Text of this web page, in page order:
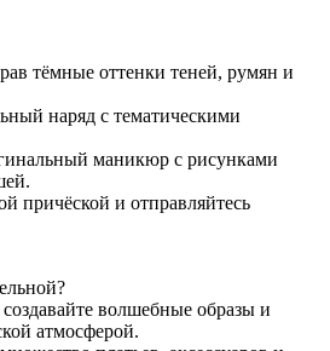
тёмные оттенки теней, румян и
наряд с тематическими
маникюр с рисунками
причёской и отправляйтесь
волшебные образы и
атмосферой.